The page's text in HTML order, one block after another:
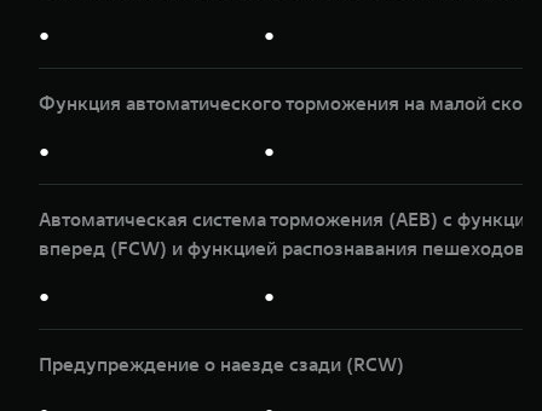
● ●
Функция автоматического торможения на малой
● ●
Автоматическая система торможения (AEB) с
вперед (FCW) и функцией распознавания пешеходов
● ●
Предупреждение о наезде сзади (RCW)